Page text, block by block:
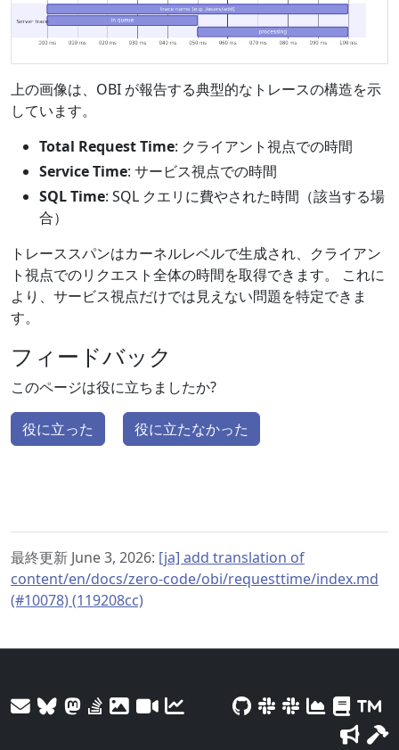
上の画像は、OBI が報告する典型的なトレースの構造を示
しています。
Total Request Time: クライアント視点での時間
Service Time: サービス視点での時間
SQL Time: SQL クエリに費やされた時間（該当する場
合）
トレーススパンはカーネルレベルで生成され、クライアン
ト視点でのリクエスト全体の時間を取得できます。 これに
より、サービス視点だけでは見えない問題を特定できま
す。
フィードバック
このページは役に立ちましたか?
役に立った 役に立たなかった
最終更新 June 3, 2026: [ja] add translation of
content/en/docs/zero-code/obi/requesttime/index.md
(#10078) (119208cc)